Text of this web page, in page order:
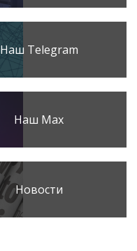
Наш Telegram
Наш Max
Новости